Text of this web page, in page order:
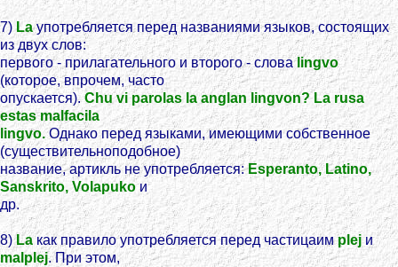
7) Laупотребляется перед названиями языков, состоящих
из двух слов:
первого - прилагательного и второго - слова lingvo
(которое, впрочем, часто
опускается). Chu vi parolas la anglan lingvon? La rusa
estas malfacila
lingvo.Однако перед языками, имеющими собственное
(существительноподобное)
название, артикль не употребляется:Esperanto, Latino,
Sanskrito, Volapukoи
др.
8)Laкак правило употребляется перед частицаимplejи
malplej. При этом,